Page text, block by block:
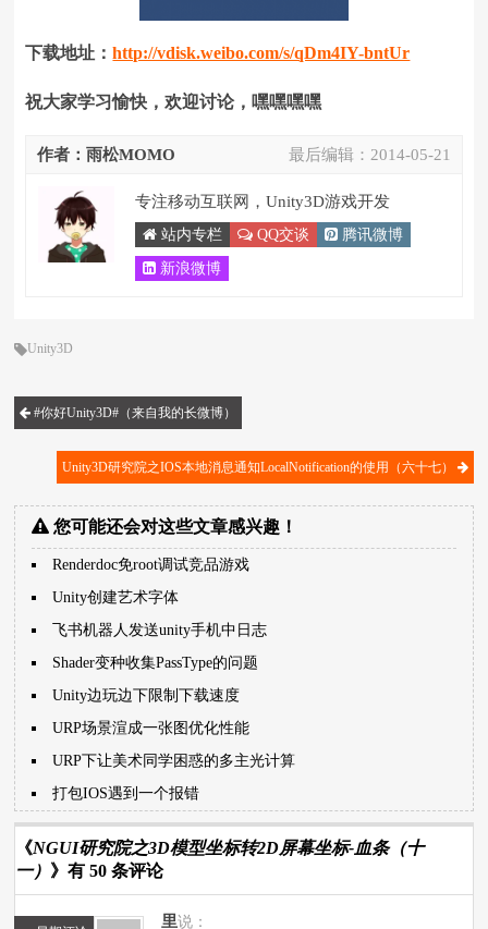
下载地址：http://vdisk.weibo.com/s/qDm4IY-bntUr
祝大家学习愉快，欢迎讨论，嘿嘿嘿嘿
最后编辑： 2014-05-21
作者：雨松MOMO
专注移动互联网，Unity3D游戏开发
站内专栏 QQ交谈 腾讯微博
新浪微博
Unity3D
#你好Unity3D#（来自我的长微博）
Unity3D研究院之IOS本地消息通知LocalNotification的使用（六十七）
您可能还会对这些文章感兴趣！
Renderdoc免root调试竞品游戏
Unity创建艺术字体
飞书机器人发送unity手机中日志
Shader变种收集PassType的问题
Unity边玩边下限制下载速度
URP场景渲成一张图优化性能
URP下让美术同学困惑的多主光计算
打包IOS遇到一个报错
《NGUI研究院之3D模型坐标转2D屏幕坐标-血条（十
一） 》有 50 条评论
里说：